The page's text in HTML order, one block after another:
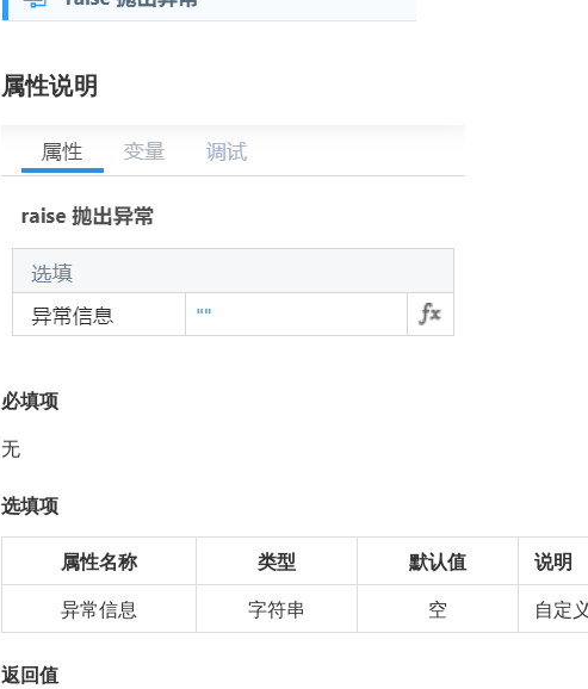
属性说明
必填项
无
选填项
属性名称 类型 默认值
说明
异常信息
字符串 空 自定
返回值